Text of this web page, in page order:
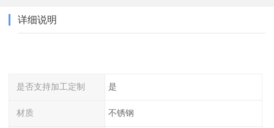
详细说明
是否支持加工定制 是
材质 不锈钢